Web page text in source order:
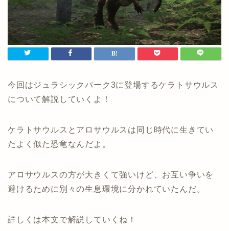
今回はジュラシックパーク3に登場するケラトサウルス
について解説していくよ！
ケラトサウルスとアロサウルスは同じ時代に生きてい
たよく似た恐竜なんだよ。
アロサウルスの方が大きくて強いけど、お互い争いを
避けるために別々の生息環境に分かれていたんだ。
詳しくは本文で解説していくね！